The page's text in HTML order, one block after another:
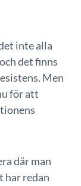
inte alla
det finns
Men
för att
där man
har redan